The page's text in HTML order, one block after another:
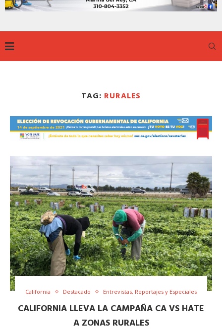
TAG: RURALES
California Destacado Entrevistas, Reportajes y Especiales
CALIFORNIA LLEVA ​LA CAMPAÑA CA VS HATE
A ZONAS RURALES